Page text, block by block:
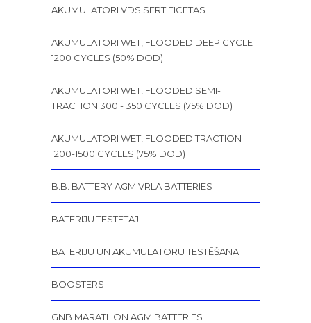
AKUMULATORI VDS SERTIFICĒTAS
AKUMULATORI WET, FLOODED DEEP CYCLE
1200 CYCLES (50% DOD)
AKUMULATORI WET, FLOODED SEMI-
TRACTION 300 - 350 CYCLES (75% DOD)
AKUMULATORI WET, FLOODED TRACTION
1200-1500 CYCLES (75% DOD)
B.B. BATTERY AGM VRLA BATTERIES
BATERIJU TESTĒTĀJI
BATERIJU UN AKUMULATORU TESTĒŠANA
BOOSTERS
GNB MARATHON AGM BATTERIES